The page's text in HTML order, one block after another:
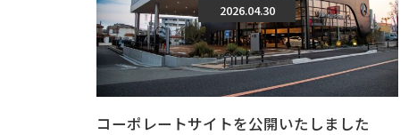
2026.04.30
コーポレートサイトを公開いたしました